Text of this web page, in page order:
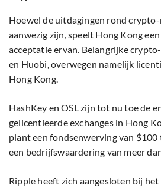
Hoewel de uitdagingen rond
aanwezig zijn, speelt Hong Kong
acceptatie ervan. Belangrijke
en Huobi, overwegen namelijk
Hong Kong.
HashKey en OSL zijn tot nu toe de
gelicentieerde exchanges in Hong
plant een fondsenwerving van
een bedrijfswaardering van meer
Ripple heeft zich aangesloten bij